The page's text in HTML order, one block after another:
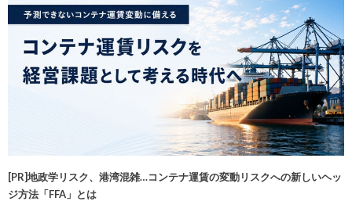
[PR]地政学リスク、港湾混雑…コンテナ運賃の変動リスクへの新しいヘッ
ジ方法「FFA」とは